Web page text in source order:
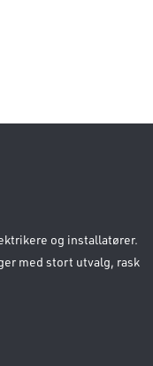
og installatører.
med stort utvalg, rask